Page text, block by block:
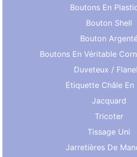
Boutons En
Bouton Shell
Bouton
Boutons En Véritable
Duveteux /
Étiquette Châle En
Jacquard
Tricoter
Tissage Uni
Jarretières De